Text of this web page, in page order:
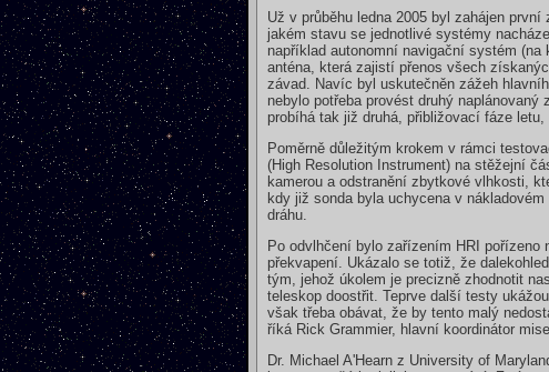
Už v průběhu ledna 2005 byl zahájen
jakém stavu se jednotlivé systémy
například autonomní navigační systém
anténa, která zajistí přenos všech
závad. Navíc byl uskutečněn zážeh
nebylo potřeba provést druhý
probíhá tak již druhá, přibližovací fáze
Poměrně důležitým krokem v rámci
(High Resolution Instrument) na stěžejní
kamerou a odstranění zbytkové vlhkosti,
kdy již sonda byla uchycena v
dráhu.
Po odvlhčení bylo zařízením HRI
překvapení. Ukázalo se totiž, že
tým, jehož úkolem je precizně zhodnotit
teleskop doostřit. Teprve další testy
však třeba obávat, že by tento malý
říká Rick Grammier, hlavní koordinátor mise.
Dr. Michael A'Hearn z University of